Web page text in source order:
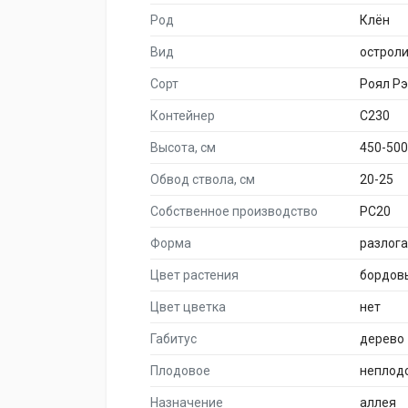
Род Клён
Вид
Сорт Роял
Контейнер C230
Высота, см 450-500
Обвод ствола, см 20-25
Собственное производство PC20
Форма
Цвет растения
Цвет цветка нет
Габитус дерево
Плодовое
Назначение аллея